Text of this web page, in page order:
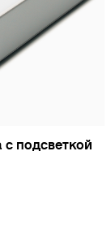
подсветкой